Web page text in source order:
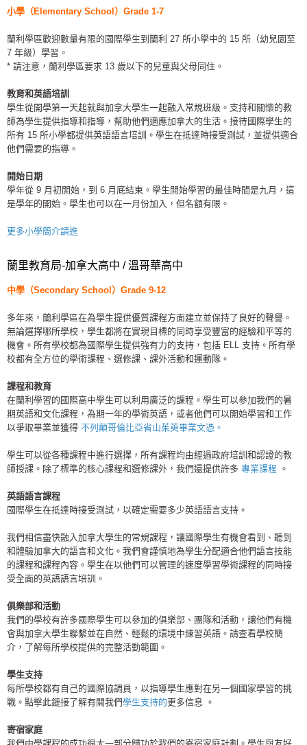
小學（Elementary School）Grade 1-7
蘭利學區歡迎數量有限的國際學生到蘭利 27 所小學中的 15 所（幼兒園至
7 年級）學習。
* 請注意，蘭利學區要求 13 歲以下的兒童與父母同住。
教育和英語培訓
學生從開學第一天起就與加拿大學生一起融入常規班級。支持和關懷的教
師為學生提供指導和指導，幫助他們適應加拿大的生活。接待國際學生的
所有 15 所小學都提供英語語言培訓。學生在抵達時接受測試，並提供適合
他們需要的指導。
開始日期
學年從 9 月初開始，到 6 月底結束。學生開始學習的最佳時間是九月，這
是學年的開始。學生也可以在一月份加入，但名額有限。
更多小學簡介請進
蘭里教育局-加拿大高中 / 溫哥華高中
中學（Secondary School）Grade 9-12
多年來，蘭利學區在為學生提供優質課程方面建立並保持了良好的聲譽。
無論選擇哪所學校，學生都將在實現目標的同時享受豐富的經驗和平等的
機會。所有學校都為國際學生提供強有力的支持，包括 ELL 支持。所有學
校都有全方位的學術課程、選修課、課外活動和運動隊。
課程和教育
在蘭利學習的國際高中學生可以利用廣泛的課程。學生可以參加我們的暑
期英語和文化課程，為期一年的學術英語，或者他們可以開始學習和工作
以爭取畢業並獲得 不列顛哥倫比亞省山茱萸畢業文憑。
學生可以從各種課程中進行選擇，所有課程均由經過政府培訓和認證的教
師授課。除了標準的核心課程和選修課外，我們還提供許多 專業課程 。
英語語言課程
國際學生在抵達時接受測試，以確定需要多少英語語言支持。
我們相信盡快融入加拿大學生的常規課程，讓國際學生有機會看到、聽到
和體驗加拿大的語言和文化。我們會謹慎地為學生分配適合他們語言技能
的課程和課程內容。學生在以他們可以管理的速度學習學術課程的同時接
受全面的英語語言培訓。
俱樂部和活動
我們的學校有許多國際學生可以參加的俱樂部、團隊和活動，讓他們有機
會與加拿大學生聯繫並在自然、輕鬆的環境中練習英語。請查看學校簡
介，了解每所學校提供的完整活動範圍。
學生支持
每所學校都有自己的國際協調員，以指導學生應對在另一個國家學習的挑
戰。點擊此鏈接了解有關我們學生支持的更多信息 。
寄宿家庭